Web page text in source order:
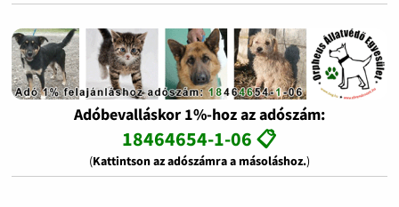
Adóbevalláskor 1%-hoz az adószám:
18464654-1-06 📋
(Kattintson az adószámra a másoláshoz.)